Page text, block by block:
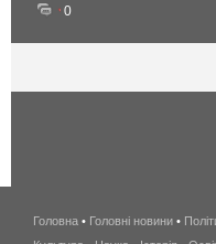
0
Головна • Головні новини •